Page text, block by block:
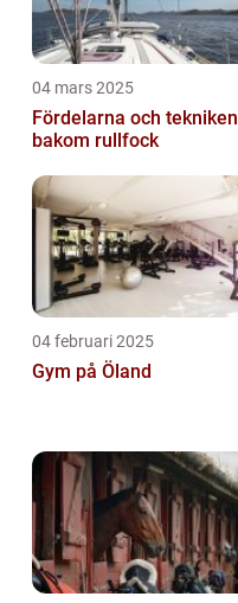
04 mars 2025
Fördelarna och tekniken
bakom rullfock
04 februari 2025
Gym på Öland